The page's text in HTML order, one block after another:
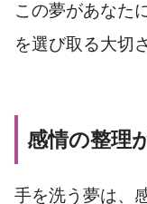
この夢があなた
を選び取る大切
感情の整理
手を洗う夢は、